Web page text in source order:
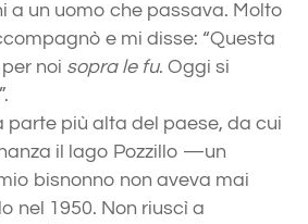
a un uomo che passava. Molto
e mi disse: “Questa
noi sopra le fu. Oggi si
parte più alta del paese, da cui
il lago Pozzillo —un
bisnonno non aveva mai
nel 1950. Non riuscì a